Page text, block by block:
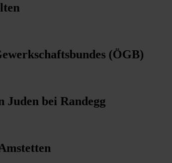
(ÖGB)
Juden bei Randegg